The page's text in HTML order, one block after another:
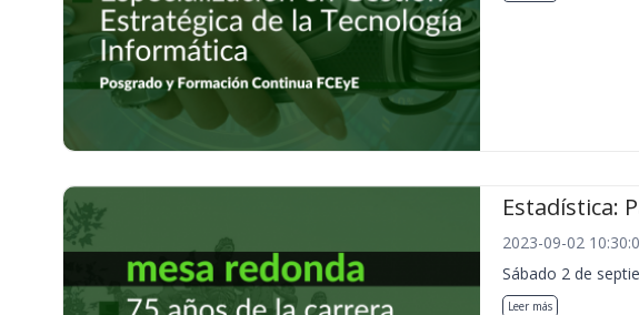
Estadística:
2023-09-02
Sábado 2 de
Leer más